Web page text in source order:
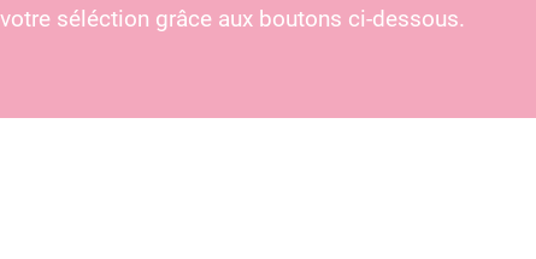
mettez un peu de matière grasse et lorsque
séléction grâce aux boutons ci-dessous.